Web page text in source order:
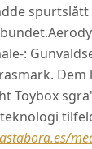
:
Toybox